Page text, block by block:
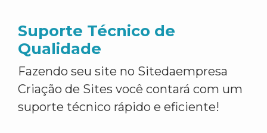
Suporte Técnico de
Qualidade
Fazendo seu site no Sitedaempresa
Criação de Sites você contará com um
suporte técnico rápido e eficiente!